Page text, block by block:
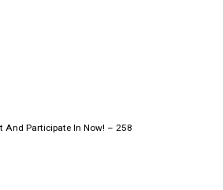
And Participate In Now! – 258